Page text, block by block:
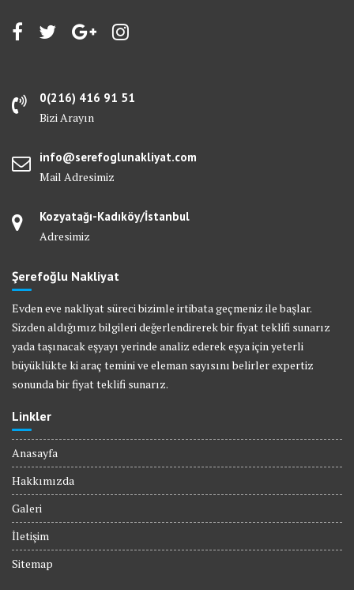
0(216) 416 91 51
Bizi Arayın
info@serefoglunakliyat.com
Mail Adresimiz
Kozyatağı-Kadıköy/İstanbul
Adresimiz
Şerefoğlu Nakliyat
Evden eve nakliyat süreci bizimle irtibata geçmeniz ile başlar.
Sizden aldığımız bilgileri değerlendirerek bir fiyat teklifi sunarız
yada taşınacak eşyayı yerinde analiz ederek eşya için yeterli
büyüklükte ki araç temini ve eleman sayısını belirler expertiz
sonunda bir fiyat teklifi sunarız.
Linkler
Anasayfa
Hakkımızda
Galeri
İletişim
Sitemap